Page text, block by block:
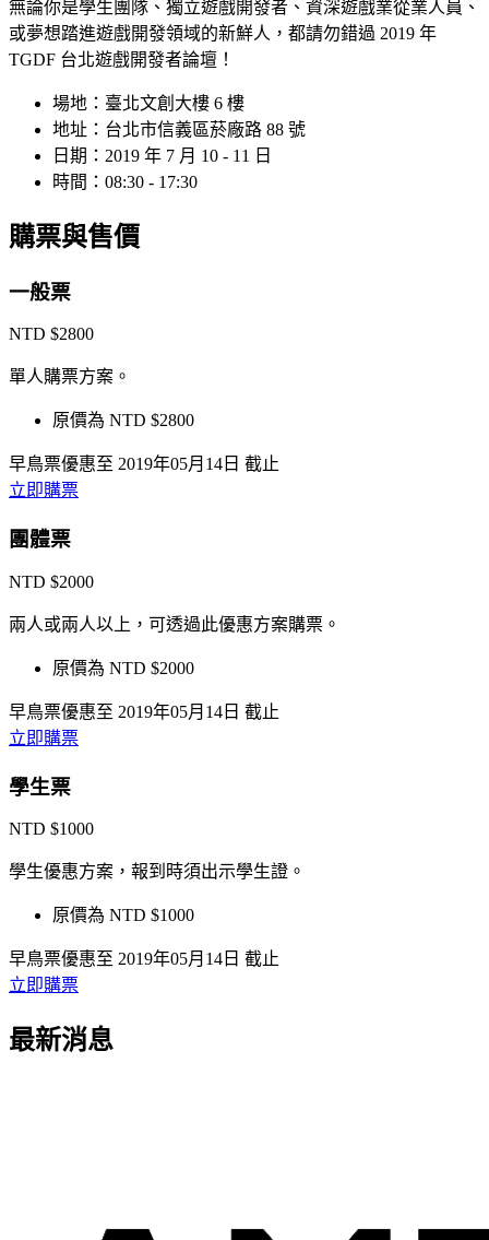
無論你是學生團隊、獨立遊戲開發者、資深遊戲業從業人員、
或夢想踏進遊戲開發領域的新鮮人，都請勿錯過 2019 年
TGDF 台北遊戲開發者論壇！
場地：臺北文創大樓 6 樓
地址：台北市信義區菸廠路 88 號
日期：2019 年 7 月 10 - 11 日
時間：08:30 - 17:30
購票與售價
一般票
NTD $2800
單人購票方案。
原價為 NTD $2800
早鳥票優惠至 2019年05月14日 截止
立即購票
團體票
NTD $2000
兩人或兩人以上，可透過此優惠方案購票。
原價為 NTD $2000
早鳥票優惠至 2019年05月14日 截止
立即購票
學生票
NTD $1000
學生優惠方案，報到時須出示學生證。
原價為 NTD $1000
早鳥票優惠至 2019年05月14日 截止
立即購票
最新消息